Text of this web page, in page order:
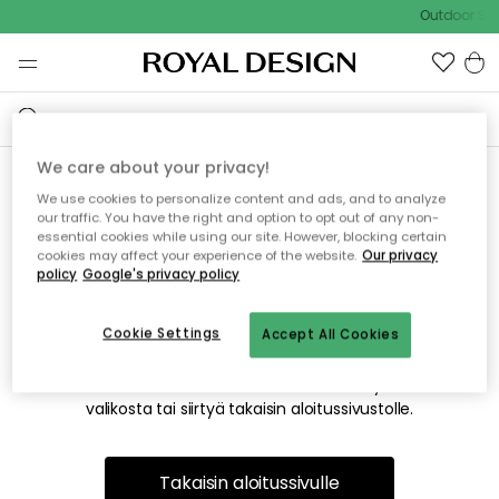
Outdoor
Emme valitettavasti löydä
etsimääsi sivua
Tämä voi johtua siitä, että sivua ei enää ole tai siitä, että se
on siirretty muualle. Pahoittelemme tästä mahdollisesti
valikosta tai siirtyä takaisin aloitussivustolle.
Takaisin aloitussivulle
We care about your privacy!
We use cookies to personalize content and ads, and to analyze
our traffic. You have the right and option to opt out of any non-
essential cookies while using our site. However, blocking certain
cookies may affect your experience of the website. Our privacy
policy Google's privacy policy
Accept All Cookies
Cookie Settings